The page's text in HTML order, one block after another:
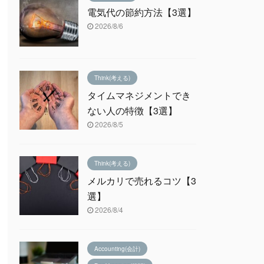
電気代の節約方法【3選】
2026/8/6
Think(考える)
タイムマネジメントでき
ない人の特徴【3選】
2026/8/5
Think(考える)
メルカリで売れるコツ【3
選】
2026/8/4
Accounting(会計)